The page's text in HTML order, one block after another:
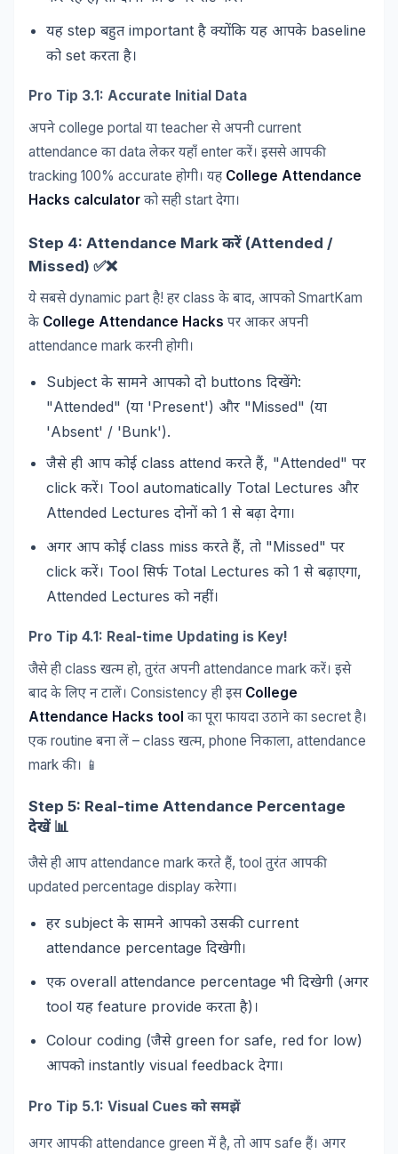
यह step बहुत important है क्योंकि यह आपके baseline
को set करता है।
Pro Tip 3.1: Accurate Initial Data
अपने college portal या teacher से अपनी current
attendance का data लेकर यहाँ enter करें। इससे आपकी
tracking 100% accurate होगी। यह College Attendance
Hacks calculator को सही start देगा।
Step 4: Attendance Mark करें (Attended /
Missed) ✅❌
ये सबसेdynamic part है! हर class के बाद, आपको SmartKam
के College Attendance Hacks पर आकर अपनी
attendance mark करनी होगी।
Subject के सामने आपको दो buttons दिखेंगे:
"Attended" (या 'Present') और "Missed" (या
'Absent' / 'Bunk').
जैसे ही आप कोई class attend करते हैं, "Attended" पर
click करें। Tool automatically Total Lectures और
Attended Lectures दोनों को 1 से बढ़ा देगा।
अगर आप कोई class miss करते हैं, तो "Missed" पर
click करें। Tool सिर्फ Total Lectures को 1 से बढ़ाएगा,
Attended Lectures को नहीं।
Pro Tip 4.1: Real-time Updating is Key!
जैसे ही class खत्म हो, तुरंत अपनी attendance mark करें। इसे
बाद के लिए न टालें। Consistency ही इस College
Attendance Hacks tool का पूरा फायदा उठाने का secret है।
एक routine बना लें – class खत्म, phone निकाला, attendance
mark की। 📱
Step 5: Real-time Attendance Percentage
देखें 📊
जैसे ही आप attendance mark करते हैं, tool तुरंत आपकी
updated percentage display करेगा।
हर subject के सामने आपको उसकीcurrent
attendance percentage दिखेगी।
एक overall attendance percentage भी दिखेगी (अगर
tool यह feature provide करता है) ।
Colour coding (जैसे green for safe, red for low)
आपको instantly visual feedback देगा।
Pro Tip 5.1: Visual Cues को समझें
अगर आपकी attendance green में है, तो आप safe हैं। अगर